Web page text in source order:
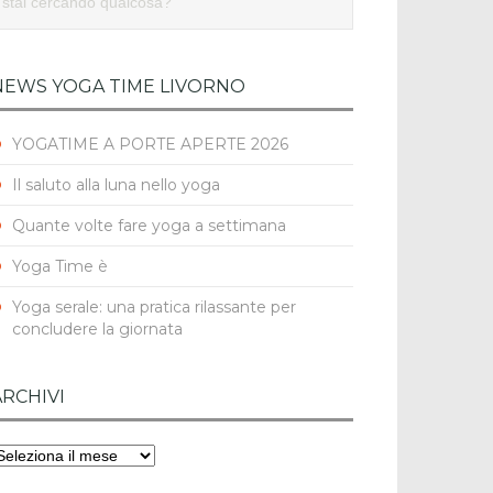
YOGA TIME LIVORNO
YOGATIME A PORTE APERTE 2026
Il saluto alla luna nello yoga
Quante volte fare yoga a settimana
Yoga Time è
Yoga serale: una pratica rilassante per
concludere la giornata